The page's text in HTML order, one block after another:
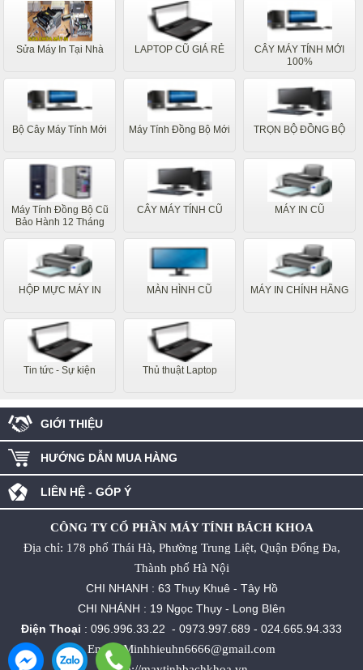
Sửa Máy In Tại Nhà LAPTOP CŨ GIÁ RẺ
CÂY MÁY TÍNH MỚI
100%
Bộ Cây Máy Tính Mới Máy Tính Đồng Bộ Mới TRỌN BỘ ĐỒNG BỘ
Máy Tính Đồng Bộ Cũ
Bảo Hành 12 Tháng
CÂY MÁY TÍNH CŨ MÁY IN CŨ
HỘP MỰC MÁY IN MÀN HÌNH CŨ MÁY IN CHÍNH HÃNG
Tin tức - Sự kiện Thủ thuật Laptop
GIỚI THIỆU
HƯỚNG DẪN MUA HÀNG
LIÊN HỆ - GÓP Ý
CÔNG TY CỔ PHẦN MÁY TÍNH BÁCH KHOA
Địa chỉ: 178 phố Thái Hà, Phường Trung Liệt, Quận Đống Đa,
Thành phố Hà Nội
CHI NHANH : 63 Thụy Khuê - Tây Hồ
CHI NHÁNH : 19 Ngọc Thụy - Long BIên
Điện Thoại : 096.996.33.22 - 0973.997.689 - 024.665.94.333
Email: Minhhieuhn6666@gmail.com